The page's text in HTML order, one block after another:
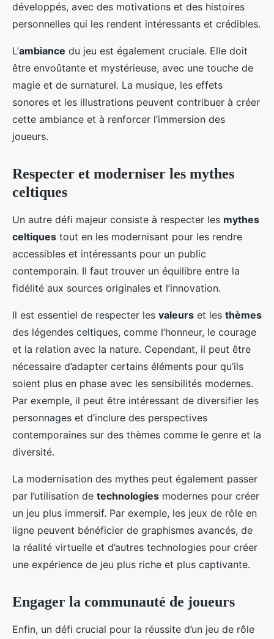
développés, avec des motivations et des histoires
personnelles qui les rendent intéressants et crédibles.
L’ambiance du jeu est également cruciale. Elle doit
être envoûtante et mystérieuse, avec une touche de
magie et de surnaturel. La musique, les effets
sonores et les illustrations peuvent contribuer à créer
cette ambiance et à renforcer l’immersion des
joueurs.
Respecter et moderniser les mythes
celtiques
Un autre défi majeur consiste à respecter les mythes
celtiques tout en les modernisant pour les rendre
accessibles et intéressants pour un public
contemporain. Il faut trouver un équilibre entre la
fidélité aux sources originales et l’innovation.
Il est essentiel de respecter les valeurs et les thèmes
des légendes celtiques, comme l’honneur, le courage
et la relation avec la nature. Cependant, il peut être
nécessaire d’adapter certains éléments pour qu’ils
soient plus en phase avec les sensibilités modernes.
Par exemple, il peut être intéressant de diversifier les
personnages et d’inclure des perspectives
contemporaines sur des thèmes comme le genre et la
diversité.
La modernisation des mythes peut également passer
par l’utilisation de technologies modernes pour créer
un jeu plus immersif. Par exemple, les jeux de rôle en
ligne peuvent bénéficier de graphismes avancés, de
la réalité virtuelle et d’autres technologies pour créer
une expérience de jeu plus riche et plus captivante.
Engager la communauté de joueurs
Enfin, un défi crucial pour la réussite d’un jeu de rôle